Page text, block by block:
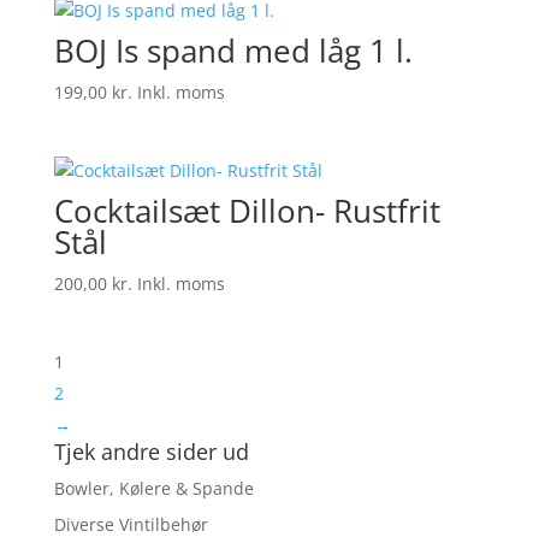
BOJ Is spand med låg 1 l.
199,00 kr. Inkl. moms
Cocktailsæt Dillon- Rustfrit
Stål
200,00 kr. Inkl. moms
1
2
→
Tjek andre sider ud
Bowler, Kølere & Spande
Diverse Vintilbehør